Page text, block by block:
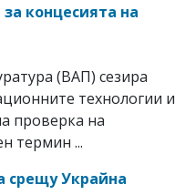
концесията на
(ВАП) сезира
технологии и
проверка на
термин ...
срещу Украйна